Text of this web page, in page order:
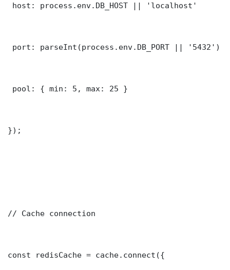
host: process.env.DB_HOST || 'localhost'
port: parseInt(process.env.DB_PORT || '5432')
pool: { min: 5, max: 25 }
});
// Cache connection
const redisCache = cache.connect({